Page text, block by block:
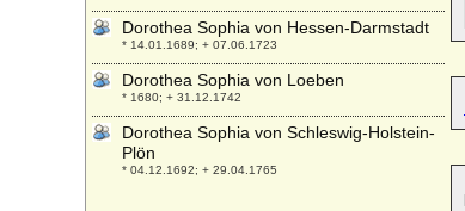
Dorothea Sophia von Hessen-Darmstadt
* 14.01.1689; + 07.06.1723
Dorothea Sophia von Loeben
* 1680; + 31.12.1742
Dorothea Sophia von Schleswig-Holstein-
Plön
* 04.12.1692; + 29.04.1765